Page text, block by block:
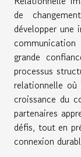
de
développer
grande
processus
relationnelle
croissance du
partenaires
défis, tout en
connexion